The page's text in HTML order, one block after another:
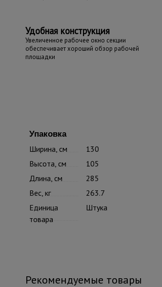
Удобная конструкция
Увеличенное рабочее окно секции
обеспечивает хороший обзор рабочей
площадки
Упаковка
Ширина, см
130
Высота, см
105
Длина, см
285
Вес, кг
263.7
Единица
товара
Штука
Рекомендуемые товары